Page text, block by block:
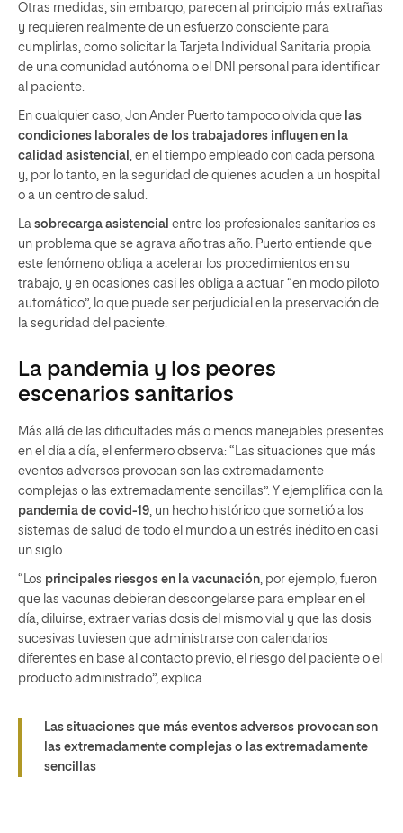
Otras medidas, sin embargo, parecen al principio más extrañas
y requieren realmente de un esfuerzo consciente para
cumplirlas, como solicitar la Tarjeta Individual Sanitaria propia
de una comunidad autónoma o el DNI personal para identificar
al paciente.
En cualquier caso, Jon Ander Puerto tampoco olvida que las
condiciones laborales de los trabajadores influyen en la
calidad asistencial
, en el tiempo empleado con cada persona
y, por lo tanto, en la seguridad de quienes acuden a un hospital
o a un centro de salud.
La sobrecarga asistencial entre los profesionales sanitarios es
un problema que se agrava año tras año. Puerto entiende que
este fenómeno obliga a acelerar los procedimientos en su
trabajo, y en ocasiones casi les obliga a actuar “en modo piloto
automático”, lo que puede ser perjudicial en la preservación de
la seguridad del paciente.
La pandemia y los peores
escenarios sanitarios
Más allá de las dificultades más o menos manejables presentes
en el día a día, el enfermero observa: “Las situaciones que más
eventos adversos provocan son las extremadamente
complejas o las extremadamente sencillas”. Y ejemplifica con la
pandemia de covid-19 , un hecho histórico que sometió a los
sistemas de salud de todo el mundo a un estrés inédito en casi
un siglo.
“Los principales riesgos en la vacunación , por ejemplo, fueron
que las vacunas debieran descongelarse para emplear en el
día, diluirse, extraer varias dosis del mismo vial y que las dosis
sucesivas tuviesen que administrarse con calendarios
diferentes en base al contacto previo, el riesgo del paciente o el
producto administrado”, explica.
Las situaciones que más eventos adversos provocan son
las extremadamente complejas o las extremadamente
sencillas